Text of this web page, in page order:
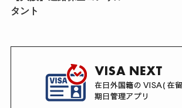
タント